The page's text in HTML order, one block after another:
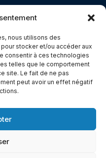
nous utilisons des
stocker et/ou accéder aux
consentir à ces technologies
telles que le comportement
site. Le fait de ne pas
peut avoir un effet négatif